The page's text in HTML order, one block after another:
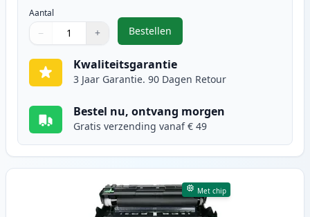
Aantal
Gebruik de knoppen om aan te passen
− +
1
Bestellen
,5 stuks Brother TN3480 toner
Kwaliteitsgarantie
3 Jaar Garantie. 90 Dagen Retour
Bestel nu, ontvang morgen
Gratis verzending vanaf € 49
Met chip